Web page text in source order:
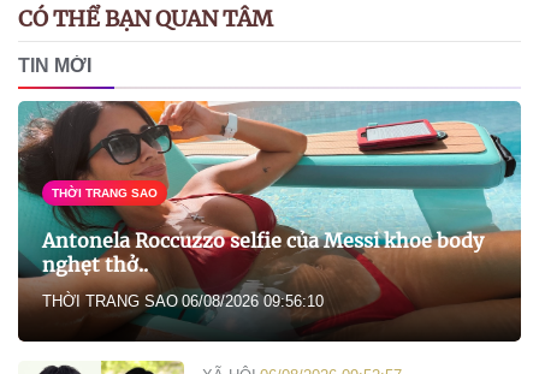
CÓ THỂ BẠN QUAN TÂM
TIN MỚI
THỜI TRANG SAO
Antonela Roccuzzo selfie của Messi khoe body
nghẹt thở..
THỜI TRANG SAO 06/08/2026 09:56:10